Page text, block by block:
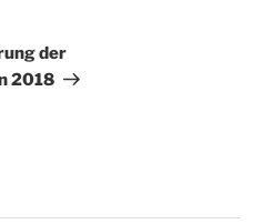
der
2018